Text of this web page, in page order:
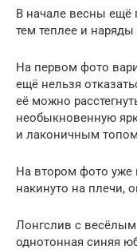
В начале весны ещё
тем теплее и наряды
На первом фото
ещё нельзя
её можно
необыкновенную
и лаконичным
На втором фото уже
накинуто на плечи,
Лонгслив с
однотонная синяя